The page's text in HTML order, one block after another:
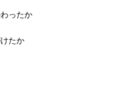
ったか
たか